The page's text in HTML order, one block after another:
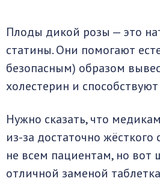
Плоды дикой розы — это
статины. Они помогают
безопасным) образом
холестерин и
Нужно сказать, что
из-за достаточно жёсткого
не всем пациентам, но вот
отличной заменой